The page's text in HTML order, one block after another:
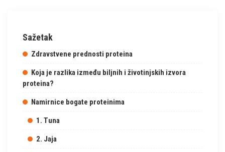
Sažetak
Zdravstvene prednosti proteina
Koja je razlika između biljnih i životinjskih izvora
proteina?
Namirnice bogate proteinima
1. Tuna
2. Jaja